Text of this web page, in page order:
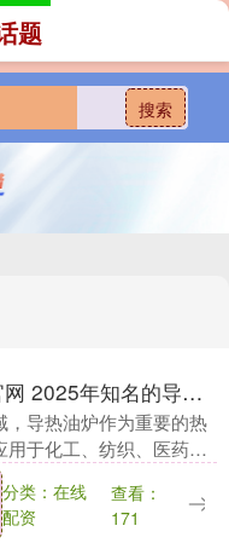
搜索
题
做股票配资官网 2025年知名的导热油炉生产商
，导热油炉作为重要的热
用于化工、纺织、医药等
稳定性与节能效果直接
。2025 年，随着环保要
分类：在线
配资
查看：
171